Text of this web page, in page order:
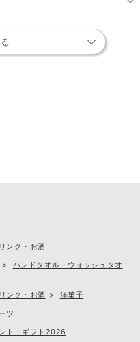
ンク・お酒
ハンドタオル・ウォッシュタオ
ンク・お酒
洋菓子
ツ
ト・ギフト2026